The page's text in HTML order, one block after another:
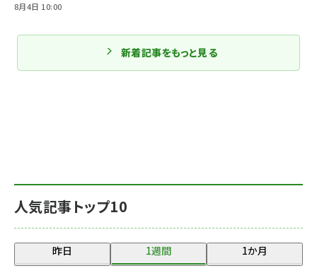
人気記事トップ10
昨日 1週間 1か月
8月4日 10:00
新着記事をもっと見る